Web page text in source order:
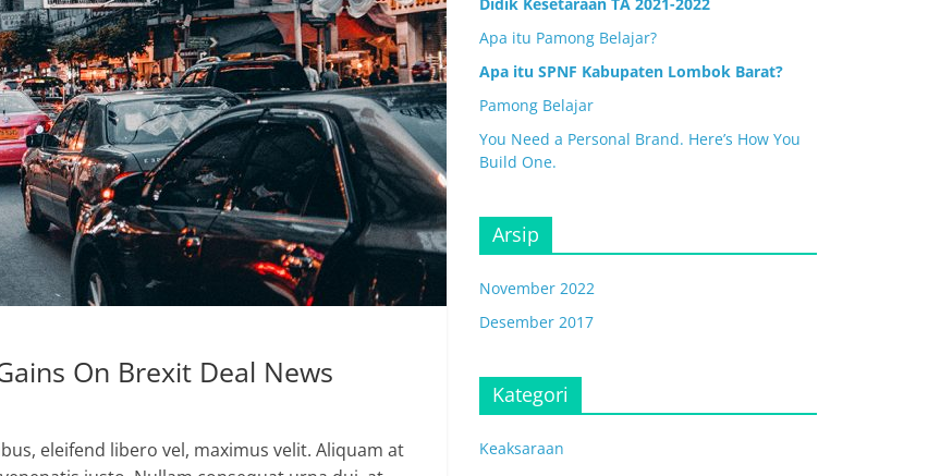
On Brexit Deal News
eleifend libero vel, maximus velit. Aliquam at
Apa itu Pamong Belajar?
Apa itu SPNF Kabupaten Lombok Barat?
Pamong Belajar
You Need a Personal Brand. Here’s How You
Build One.
Arsip
November 2022
Desember 2017
Kategori
Keaksaraan